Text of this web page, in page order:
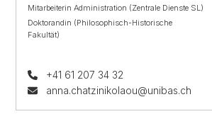
Mitarbeiterin Administration (Zentrale Dienste SL)
Doktorandin (Philosophisch-Historische
Fakultät)
+41 61 207 34 32
anna.chatzinikolaou@unibas.ch